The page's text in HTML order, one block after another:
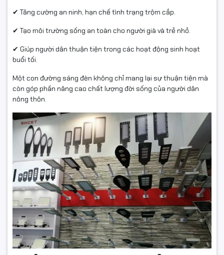
✔ Tăng cường an ninh, hạn chế tình trạng trộm cắp.
✔ Tạo môi trường sống an toàn cho người già và trẻ nhỏ.
✔ Giúp người dân thuận tiện trong các hoạt động sinh hoạt
buổi tối.
Một con đường sáng đèn không chỉ mang lại sự thuận tiện mà
còn góp phần nâng cao chất lượng đời sống của người dân
nông thôn.